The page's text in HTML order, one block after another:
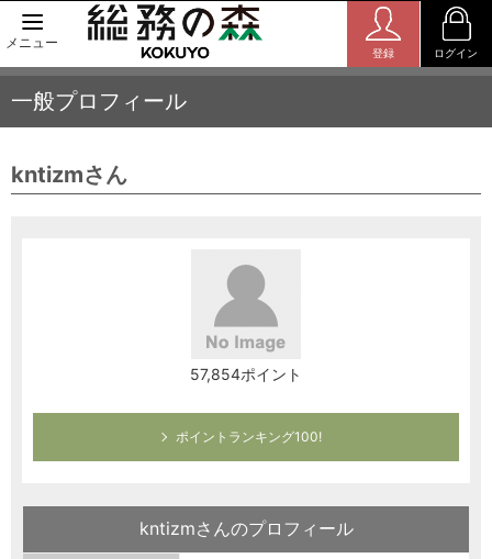
メニュー
登録 ログイン
一般プロフィール
kntizmさん
57,854ポイント
ポイントランキング100!
kntizmさんのプロフィール